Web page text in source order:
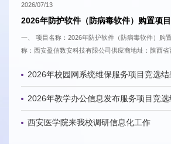
2026/07/13
2026年防护软件（防病毒软件）购置项
一、 项目名称：2026年防护软件（防病毒软件）购
称：西安盈信数安科技有限公司供应商地址：陕西省
品牌型号 货物数量 货物单价 1 防病毒软件 北信
套 0.0326万元四、公告期限自本公告发布之日起1个
告内容提出询问，请按以下方式联系。项目联系人：
2026年校园网系统维保服务项目竞选结
2026年教学办公信息发布服务项目竞
西安医学院来我校调研信息化工作